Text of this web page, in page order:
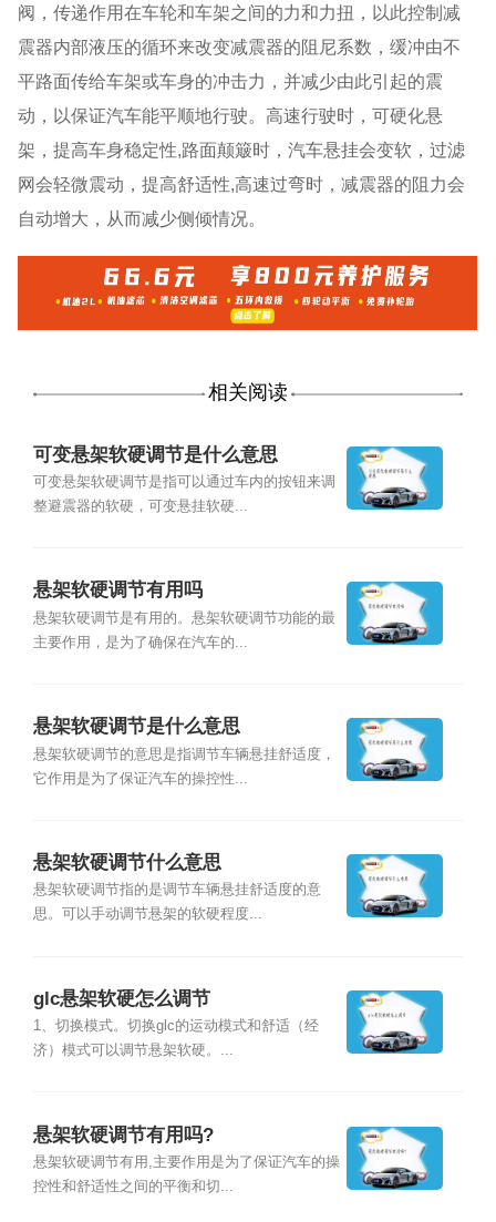
阀，传递作用在车轮和车架之间的力和力扭，以此控制减
震器内部液压的循环来改变减震器的阻尼系数，缓冲由不
平路面传给车架或车身的冲击力，并减少由此引起的震
动，以保证汽车能平顺地行驶。高速行驶时，可硬化悬
架，提高车身稳定性,路面颠簸时，汽车悬挂会变软，过滤
网会轻微震动，提高舒适性,高速过弯时，减震器的阻力会
自动增大，从而减少侧倾情况。
相关阅读
可变悬架软硬调节是什么意思
可变悬架软硬调节是指可以通过车内的按钮来调
整避震器的软硬，可变悬挂软硬...
悬架软硬调节有用吗
悬架软硬调节是有用的。悬架软硬调节功能的最
主要作用，是为了确保在汽车的...
悬架软硬调节是什么意思
悬架软硬调节的意思是指调节车辆悬挂舒适度，
它作用是为了保证汽车的操控性...
悬架软硬调节什么意思
悬架软硬调节指的是调节车辆悬挂舒适度的意
思。可以手动调节悬架的软硬程度...
glc悬架软硬怎么调节
1、切换模式。切换glc的运动模式和舒适（经
济）模式可以调节悬架软硬。...
悬架软硬调节有用吗?
悬架软硬调节有用,主要作用是为了保证汽车的操
控性和舒适性之间的平衡和切...